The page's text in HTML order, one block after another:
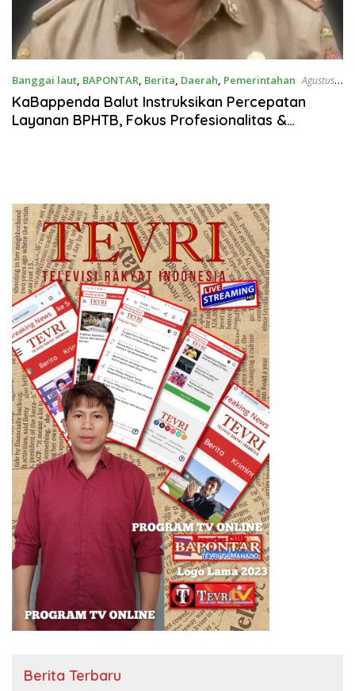
Banggai laut, BAPONTAR, Berita, Daerah, Pemerintahan Agustus
13, 2025
KaBappenda Balut Instruksikan Percepatan
Layanan BPHTB, Fokus Profesionalitas &
Berita Terbaru